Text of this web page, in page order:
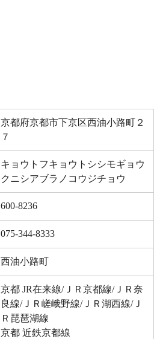
京都府京都市下京区西油小路町２
７
キョウトフキョウトシシモギョウ
クニシアブラノコウジチョウ
600-8236
075-344-8333
西油小路町
京都 JR在来線/ＪＲ京都線/ＪＲ奈
良線/ＪＲ嵯峨野線/ＪＲ湖西線/Ｊ
Ｒ琵琶湖線
京都 近鉄京都線